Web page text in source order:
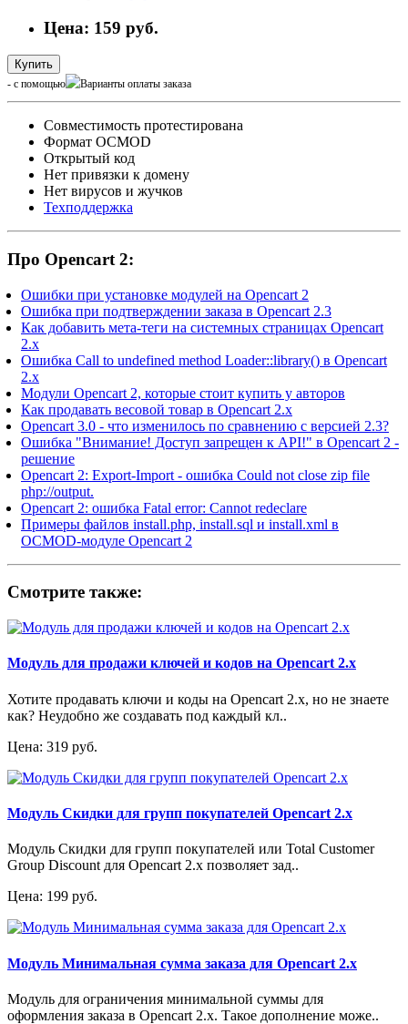
Цена: 159 руб.
Купить
- с помощью
Cовместимость протестирована
Формат OCMOD
Открытый код
Нет привязки к домену
Нет вирусов и жучков
Техподдержка
Про Opencart 2:
Ошибки при установке модулей на Opencart 2
Ошибка при подтверждении заказа в Opencart 2.3
Как добавить мета-теги на системных страницах Opencart
2.x
Ошибка Call to undefined method Loader::library() в Opencart
2.x
Модули Opencart 2, которые стоит купить у авторов
Как продавать весовой товар в Opencart 2.x
Opencart 3.0 - что изменилось по сравнению с версией 2.3?
Ошибка "Внимание! Доступ запрещен к API!" в Opencart 2 -
решение
Opencart 2: Export-Import - ошибка Could not close zip file
php://output.
Opencart 2: ошибка Fatal error: Cannot redeclare
Примеры файлов install.php, install.sql и install.xml в
OCMOD-модуле Opencart 2
Смотрите также:
Модуль для продажи ключей и кодов на Opencart 2.x
Хотите продавать ключи и коды на Opencart 2.x, но не знаете
как? Неудобно же создавать под каждый кл..
Цена: 319 руб.
Модуль Скидки для групп покупателей Opencart 2.x
Модуль Скидки для групп покупателей или Total Customer
Group Discount для Opencart 2.x позволяет зад..
Цена: 199 руб.
Модуль Минимальная сумма заказа для Opencart 2.x
Модуль для ограничения минимальной суммы для
оформления заказа в Opencart 2.x. Такое дополнение може..